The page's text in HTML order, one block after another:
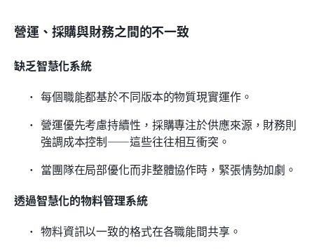
營運、採購與財務之間的不一致
缺乏智慧化系統
每個職能都基於不同版本的物質現實運作。
營運優先考慮持續性，採購專注於供應來源，財務則
強調成本控制——這些往往相互衝突。
當團隊在局部優化而非整體協作時，緊張情勢加劇。
透過智慧化的物料管理系統
物料資訊以一致的格式在各職能間共享。